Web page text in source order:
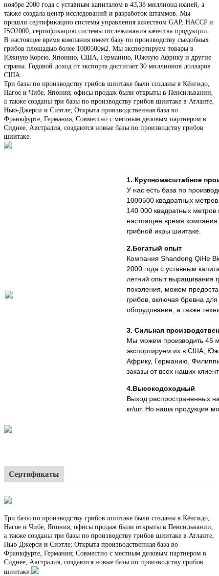
ноябре 2000 года с уставным капиталом в 43,38 миллиона юаней, а
также создала центр исследований и разработок штаммов. Мы
прошли сертификацию системы управления качеством GAP, HACCP и
ISO2000, сертификацию системы отслеживания качества продукции.
В настоящее время компания имеет базу по производству съедобных
грибов площадью более 1000500м2. Мы экспортируем товары в
Южную Корею, Японию, США, Германию, Южную Африку и другие
страны. Годовой доход от экспорта достигает 30 миллионов долларов
США.
Три базы по производству грибов шиитаке были созданы в Кёнгидо,
Нагое и Чибе, Япония; офисы продаж были открыты в Пенсильвании,
а также созданы три базы по производству грибов шиитаке в Атланте,
Нью-Джерси и Сиэтле; Открыта производственная база во
Франкфурте, Германия; Совместно с местным деловым партнером в
Сиднее, Австралия, создаются новые базы по производству грибов
шиитаке.
1. Крупномасштабное
У нас есть база по
1000500 квадратных
140 000 квадратных
настоящее время компания
грибной икры шиитаке.
2.Богатый опыт
Компания Shandong QiHe
2000 года с уставным
летний опыт выращивания
поколения, можем
грибов, включая бревна
оборудование, а также
3. Сильная
Мы можем производить 45
экспортируем их в США,
Африку, Германию,
заказы от всех наших
4.Высокодоходный
Выход распространенных
кг/шт. Но наша продукция
Сертификаты
Три базы по производству грибов шиитаке были созданы в Кёнгидо,
Нагое и Чибе, Япония; офисы продаж были открыты в Пенсильвании,
а также созданы три базы по производству грибов шиитаке в Атланте,
Нью-Джерси и Сиэтле; Открыта производственная база во
Франкфурте, Германия; Совместно с местным деловым партнером в
Сиднее, Австралия, создаются новые базы по производству грибов
шиитаке.